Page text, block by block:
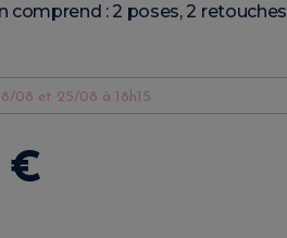
comprend : 2 poses, 2 retouches
€